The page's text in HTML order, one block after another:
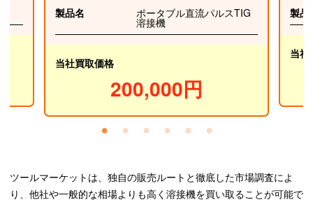
製品名 ポータブル直流パルスTIG
溶接機
当社買取価格
200,000円
製品
当社
ツールマーケットは、独自の販売ルートと徹底した市場調査によ
り、他社や一般的な相場よりも高く溶接機を買い取ることが可能で